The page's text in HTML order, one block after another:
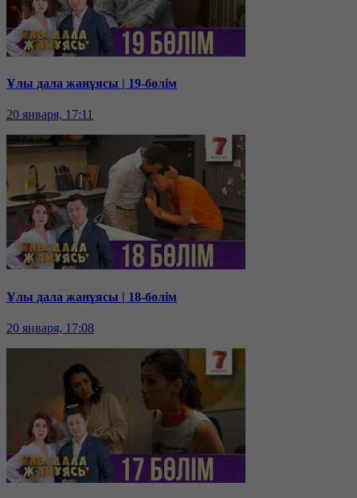
Ұлы дала жанұясы | 19-бөлім
20 января, 17:11
Ұлы дала жанұясы | 18-бөлім
20 января, 17:08